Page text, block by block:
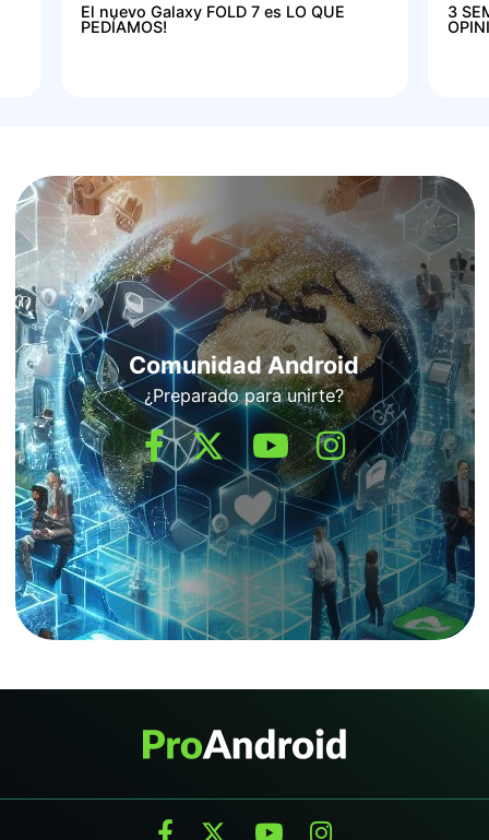
El nuevo Galaxy FOLD 7 es LO QUE
PEDÍAMOS!
3
Comunidad Android
¿Preparado para unirte?